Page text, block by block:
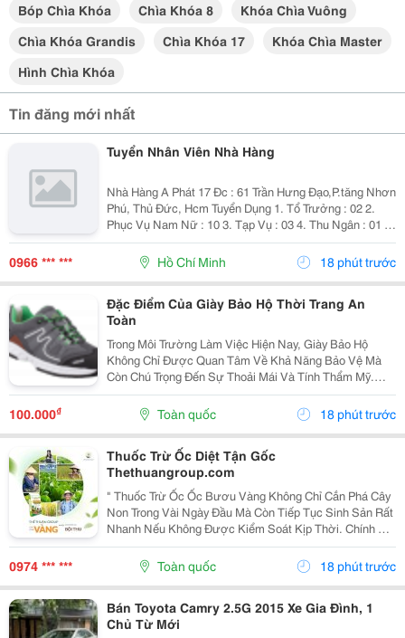
Bóp Chìa Khóa
Chìa Khóa 8
Khóa Chìa Vuông
Chìa Khóa Grandis
Chìa Khóa 17
Khóa Chìa Master
Hình Chìa Khóa
Tin đăng mới nhất
Tuyển Nhân Viên Nhà Hàng
Nhà Hàng A Phát 17 Đc : 61 Trần Hưng Đạo,P.tăng Nhơn
Phú, Thủ Đức, Hcm Tuyển Dụng 1. Tổ Trưởng : 02 2.
Phục Vụ Nam Nữ : 10 3. Tạp Vụ : 03 4. Thu Ngân : 01 5.
Tiếp Thực : 02 6. Tả Hổ : 02 Mức Lương + Phụ Cấp :
Thoả Thuận Khi Phỏng...
0966 *** *** Hồ Chí Minh 18 phút trước
Đặc Điểm Của Giày Bảo Hộ Thời Trang An
Toàn
Trong Môi Trường Làm Việc Hiện Nay, Giày Bảo Hộ
Không Chỉ Được Quan Tâm Về Khả Năng Bảo Vệ Mà
Còn Chú Trọng Đến Sự Thoải Mái Và Tính Thẩm Mỹ.
Chính Vì Vậy, Giày Bảo Hộ Thời Trang An Toàn Đang Trở
Thành Lựa Chọn Được Nhiều Người Lao Động, Kỹ Sư
100.000₫ Toàn quốc 18 phút trước
Thuốc Trừ Ốc Diệt Tận Gốc
Thethuangroup.com
" Thuốc Trừ Ốc Ốc Bươu Vàng Không Chỉ Cắn Phá Cây
Non Trong Vài Ngày Đầu Mà Còn Tiếp Tục Sinh Sản Rất
Nhanh Nếu Không Được Kiểm Soát Kịp Thời. Chính Vì
Vậy, Khi Tìm Kiếm Giải Pháp Phòng Trừ, Nhiều Bà Con
Thường Đặt Ra Một Mong Muốn Rất Rõ Ràng: Xử Lý...
0974 *** *** Toàn quốc 18 phút trước
Bán Toyota Camry 2.5G 2015 Xe Gia Đình, 1
Chủ Từ Mới